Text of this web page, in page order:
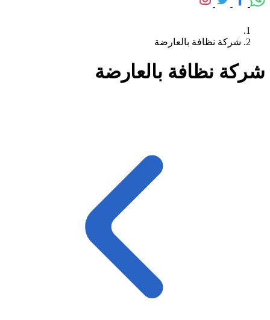
شركة نظافة بالعارضة
شركة نظافة بالعارضة